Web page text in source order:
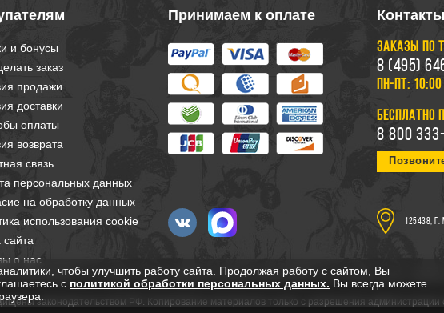
и бонусы
заказ
продажи
доставки
оплаты
возврата
связь
персональных данных
на обработку данных
использования cookie
сайта
о нас
Принимаем к оплате Контакты
ЗАКАЗЫ ПО
8 (495)
ПН-ПТ:
БЕСПЛАТНО
8 800
125438, г.
законодательством РФ. Копирование материалов только с разрешения администрации
чтобы улучшить работу сайта. Продолжая работу с сайтом, Вы
с политикой обработки персональных данных. Вы всегда можете